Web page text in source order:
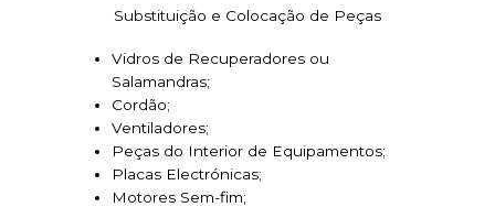
Substituição e Colocação de Peças
Vidros de Recuperadores ou
Salamandras;
Cordão;
Ventiladores;
Peças do Interior de Equipamentos;
Placas Electrónicas;
Motores Sem-fim;